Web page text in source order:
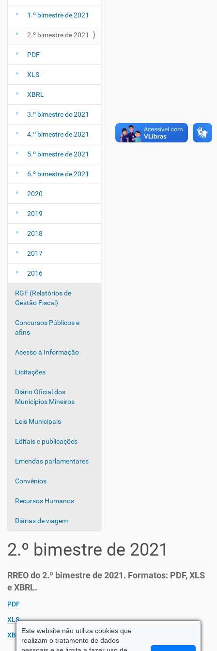
1.º bimestre de 2021
2.º bimestre de 2021
PDF
XLS
XBRL
3.º bimestre de 2021
4.º bimestre de 2021
5.º bimestre de 2021
6.º bimestre de 2021
2020
2019
2018
2017
2016
RGF (Relatórios de
Gestão Fiscal)
Concursos Públicos e
afins
Acesso à Informação
Licitações
Diário Oficial dos
Municípios Mineiros
Leis Municipais
Editais e publicações
Emendas parlamentares
Convênios
Recursos Humanos
Diárias de viagem
2.º bimestre de 2021
RREO do 2.º bimestre de 2021. Formatos: PDF, XLS
e XBRL.
PDF
XLS
XBRL
Este website não utiliza cookies que
realizam o tratamento de dados